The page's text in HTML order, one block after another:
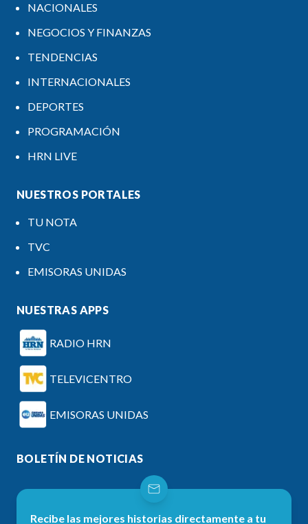
NACIONALES
NEGOCIOS Y FINANZAS
TENDENCIAS
INTERNACIONALES
DEPORTES
PROGRAMACIÓN
HRN LIVE
NUESTROS PORTALES
TU NOTA
TVC
EMISORAS UNIDAS
NUESTRAS APPS
RADIO HRN
TELEVICENTRO
EMISORAS UNIDAS
BOLETÍN DE NOTICIAS
Recibe las mejores historias directamente a tu